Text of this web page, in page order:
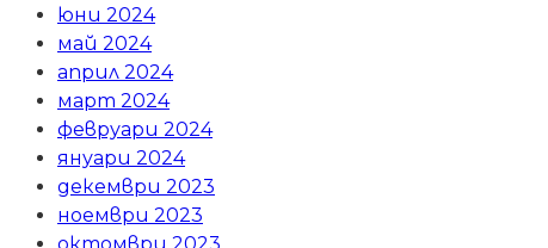
юни 2024
май 2024
април 2024
март 2024
февруари 2024
януари 2024
декември 2023
ноември 2023